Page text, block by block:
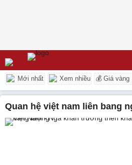
Mới nhất Xem nhiều 💰 Giá vàng
quan hệ việt nam liên bang